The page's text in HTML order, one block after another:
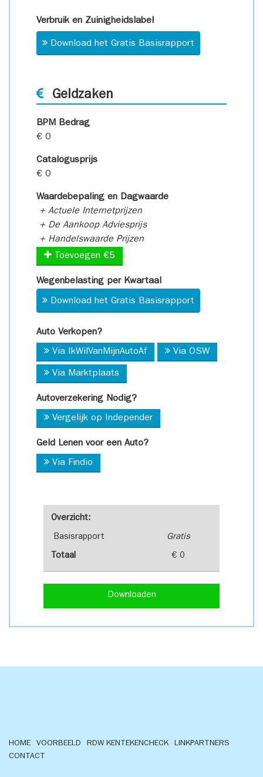
Overzicht:
Basisrapport Gratis
Totaal € 0
Downloaden
Verbruik en Zuinigheidslabel
Download het Gratis Basisrapport
Geldzaken
BPM Bedrag
€ 0
Catalogusprijs
€ 0
Waardebepaling en Dagwaarde
+ Actuele Internetprijzen
+ De Aankoop Adviesprijs
+ Handelswaarde Prijzen
Toevoegen €5
Wegenbelasting per Kwartaal
Download het Gratis Basisrapport
Auto Verkopen?
Via IkWilVanMijnAutoAf Via OSW
Via Marktplaats
Autoverzekering Nodig?
Vergelijk op Independer
Geld Lenen voor een Auto?
Via Findio
HOME VOORBEELD RDW KENTEKENCHECK
LINKPARTNERS
CONTACT